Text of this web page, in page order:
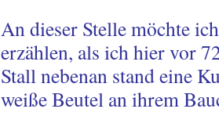
An dieser Stelle möchte
erzählen, als ich hier vor
Stall nebenan stand eine
weiße Beutel an ihrem